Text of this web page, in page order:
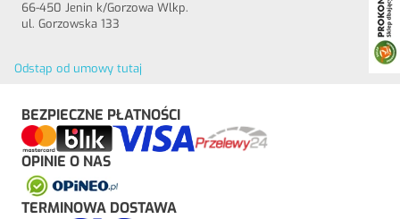
66-450 Jenin k/Gorzowa Wlkp.
ul. Gorzowska 133
Odstąp od umowy tutaj
BEZPIECZNE PŁATNOŚCI
OPINIE O NAS
TERMINOWA DOSTAWA